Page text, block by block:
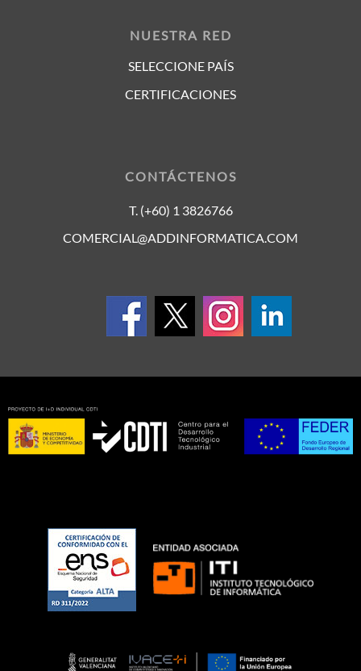
NUESTRA RED
SELECCIONE PAÍS
CERTIFICACIONES
CONTÁCTENOS
T. (+60) 1 3826766
COMERCIAL@ADDINFORMATICA.COM